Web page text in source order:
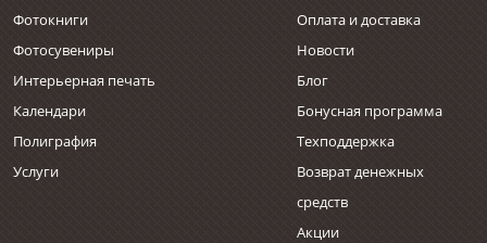
Фотокниги
Фотосувениры
Интерьерная печать
Календари
Полиграфия
Услуги
Оплата и доставка
Новости
Блог
Бонусная программа
Техподдержка
Возврат денежных
средств
Акции